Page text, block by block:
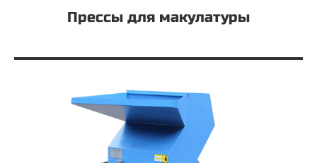
Прессы для макулатуры